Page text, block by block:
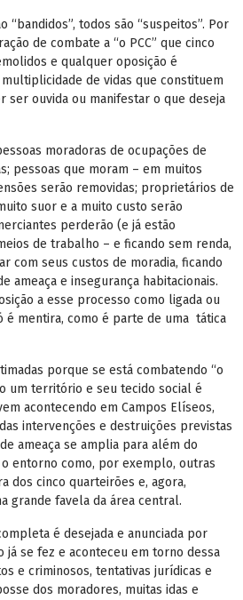
“bandidos”, todos são “suspeitos”. Por
de combate a “o PCC” que cinco
e qualquer oposição é
de vidas que constituem
ser ouvida ou manifestar o que deseja
moradoras de ocupações de
pessoas que moram – em muitos
serão removidas; proprietários de
suor e a muito custo serão
perderão (e já estão
de trabalho – e ficando sem renda,
com seus custos de moradia, ficando
ameaça e insegurança habitacionais.
a esse processo como ligada ou
é mentira, como é parte de uma tática
porque se está combatendo “o
um território e seu tecido social é
acontecendo em Campos Elíseos,
intervenções e destruições previstas
ameaça se amplia para além do
entorno como, por exemplo, outras
dos cinco quarteirões e, agora,
grande favela da área central.
é desejada e anunciada por
se fez e aconteceu em torno dessa
e criminosos, tentativas jurídicas e
dos moradores, muitas idas e